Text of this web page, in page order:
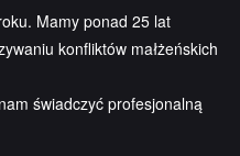
Mamy ponad 25 lat
konfliktów małżeńskich
świadczyć profesjonalną